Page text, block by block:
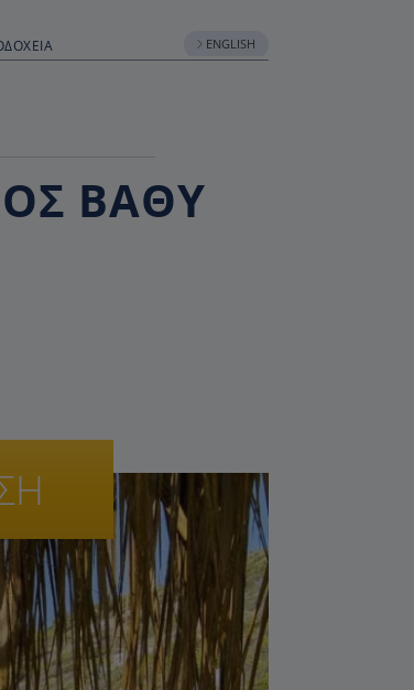
ENGLISH
ΒΑΘΎ